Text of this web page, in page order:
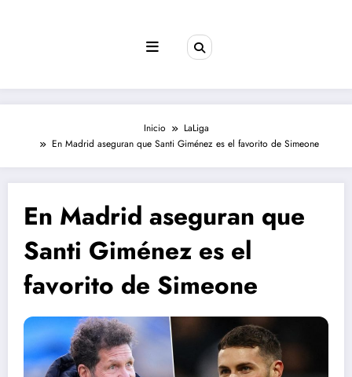
Inicio
LaLiga
En Madrid aseguran que Santi Giménez es el favorito de Simeone
En Madrid aseguran que
Santi Giménez es el
favorito de Simeone